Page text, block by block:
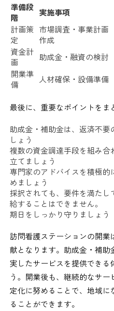
準備段
階
実施事項
計画策
定
市場調査・事業計画
作成
資金計
画
助成金・融資の検討
開業準
備
人材確保・設備準備
最後に、重要なポイントをま
助成金・補助金は、返済不要
しょう
複数の資金調達手段を組み合
立てましょう
専門家のアドバイスを積極
めましょう
採択されても、要件を満た
給することはできません。
期日をしっかり守りましょう
訪問看護ステーションの開
献となります。助成金・補
実したサービスを提供できる
う。開業後も、継続的なサ
定化に努めることで、地域
ることができます。